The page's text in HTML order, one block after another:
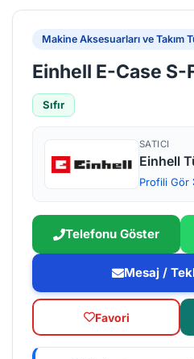
Makine Aksesuarları ve Takım
Einhell E-Case
Sıfır
SATICI
Einhell
Profili Gör
Telefonu Göster
Mesaj /
Favori